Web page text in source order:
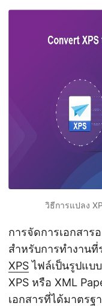
o
วิธีการแปลง
การจัดการเอกสา
สำหรับการทำงาน
XPSไฟล์เป็นรูปแบบ
XPS หรือ XML
เอกสารที่ได้มาตร